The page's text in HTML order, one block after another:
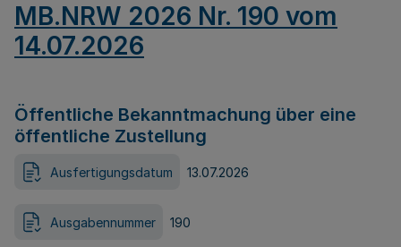
MB.NRW 2026 Nr. 190 vom
14.07.2026
Öffentliche Bekanntmachung über eine
öffentliche Zustellung
Ausfertigungsdatum 13.07.2026
Ausgabennummer 190